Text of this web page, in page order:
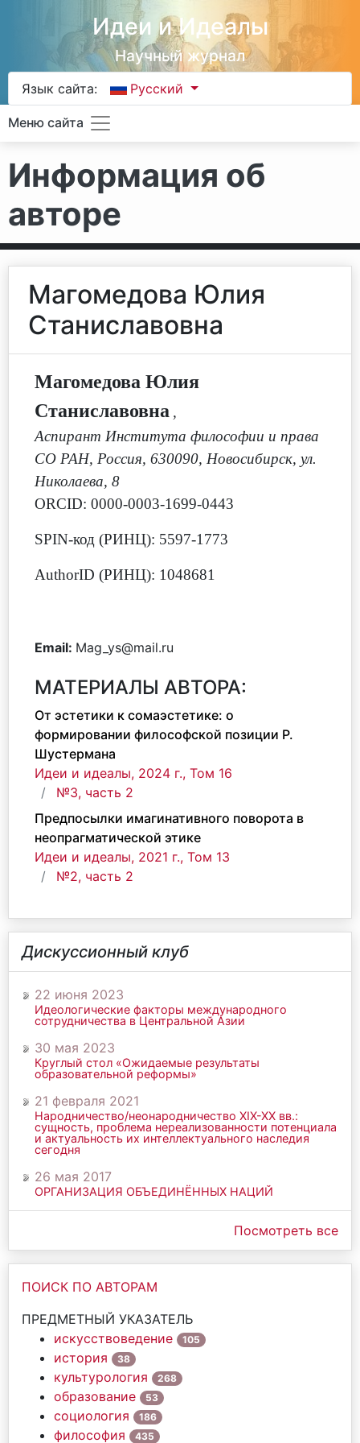
Идеи и Идеалы
Научный журнал
Язык сайта: Русский
Меню сайта
Информация об
авторе
Магомедова Юлия
Станиславовна
Магомедова Юлия
Станиславовна ,
Аспирант Института философии и права
СО РАН, Россия, 630090, Новосибирск, ул.
Николаева, 8
ORCID: 0000-0003-1699-0443
SPIN-код (РИНЦ): 5597-1773
AuthorID (РИНЦ): 1048681
Email: Mag_ys@mail.ru
МАТЕРИАЛЫ АВТОРА:
От эстетики к сомаэстетике: о
формировании философской позиции Р.
Шустермана
Идеи и идеалы, 2024 г., Том 16
№3, часть 2
Предпосылки имагинативного поворота в
неопрагматической этике
Идеи и идеалы, 2021 г., Том 13
№2, часть 2
Дискуссионный клуб
22 июня 2023
Идеологические факторы международного
сотрудничества в Центральной Азии
30 мая 2023
Круглый стол «Ожидаемые результаты
образовательной реформы»
21 февраля 2021
Народничество/неонародничество ХIХ-ХХ вв.:
сущность, проблема нереализованности потенциала
и актуальность их интеллектуального наследия
сегодня
26 мая 2017
ОРГАНИЗАЦИЯ ОБЪЕДИНЁННЫХ НАЦИЙ
Посмотреть все
ПОИСК ПО АВТОРАМ
ПРЕДМЕТНЫЙ УКАЗАТЕЛЬ
искусствоведение
105
история 38
культурология 268
образование 53
социология 186
философия 435